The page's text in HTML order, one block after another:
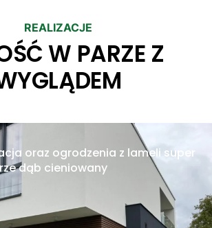
REALIZACJE
W PARZE Z
oraz ogrodzenia z lameli super
dąb cieniowany